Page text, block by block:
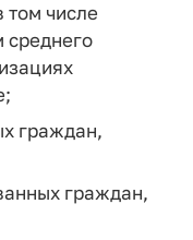
числе
граждан,
граждан,